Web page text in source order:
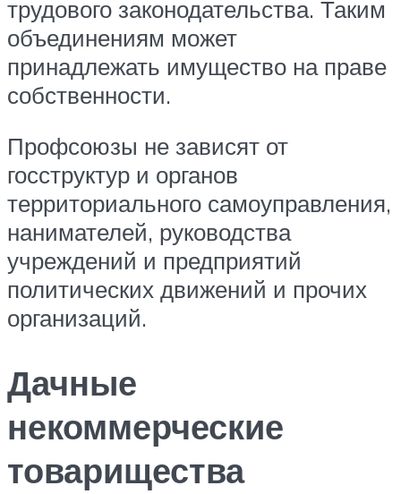
трудового законодательства. Таким
объединениям может
принадлежать имущество на праве
собственности.
Профсоюзы не зависят от
госструктур и органов
территориального самоуправления,
нанимателей, руководства
учреждений и предприятий
политических движений и прочих
организаций.
Дачные
некоммерческие
товарищества